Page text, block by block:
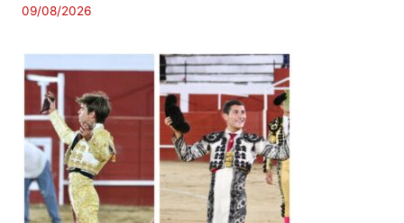
09/08/2026